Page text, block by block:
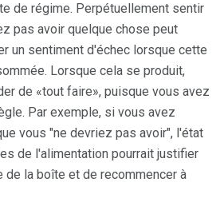
de régime. Perpétuellement sentir
pas avoir quelque chose peut
un sentiment d'échec lorsque cette
Lorsque cela se produit,
de «tout faire», puisque vous avez
Par exemple, si vous avez
vous "ne devriez pas avoir", l'état
de l'alimentation pourrait justifier
de la boîte et de recommencer à